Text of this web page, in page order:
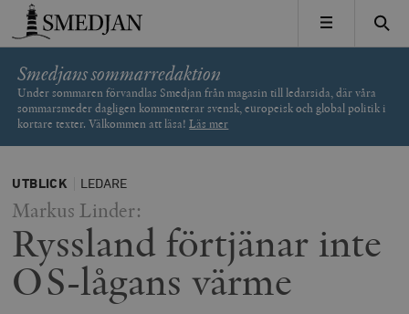
Timbro
MENY
Smedjans sommarredaktion
Under sommaren förvandlas Smedjan från magasin till ledarsida, där våra
sommarsmeder dagligen kommenterar svensk, europeisk och global politik i
kortare texter. Välkommen att läsa!Läs mer
UTBLICK LEDARE
Markus Linder:
Ryssland förtjänar inte
OS-lågans värme